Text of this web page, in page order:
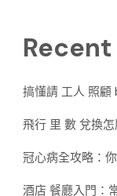
搞懂請 工人 照顧
飛行 里 數 兌換
冠心病全攻略：
酒店 餐廳入門：